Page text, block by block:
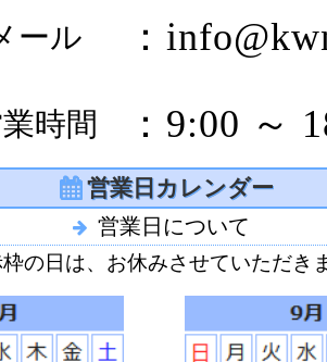
ール ：
時間 ：9:00 ～
営業日カレンダー
営業日について
の日は、お休みさせていただき